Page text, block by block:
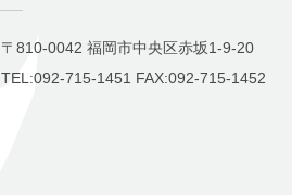
〒810-0042 福岡市中央区赤坂1-9-20
TEL:092-715-1451 FAX:092-715-1452